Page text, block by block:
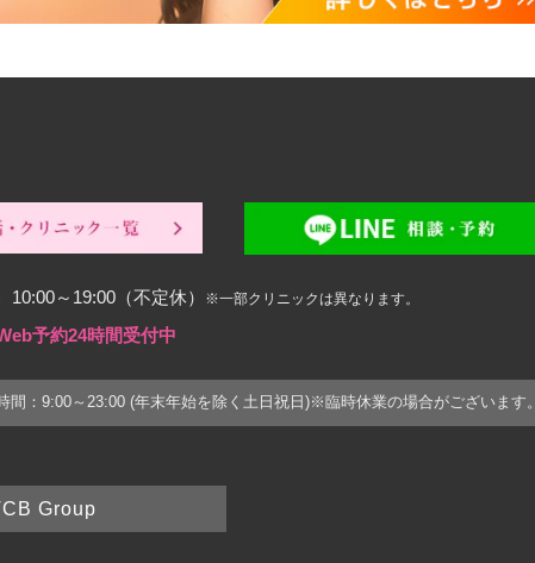
10:00～19:00（不定休） ※一部クリニックは異なります。
予約24時間受付中
間：9:00～23:00 (年末年始を除く土日祝日)※臨時休業の場合がございます。
Group